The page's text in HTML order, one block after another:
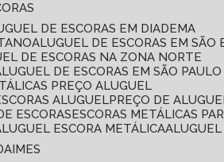
DE ESCORAS EM DIADEMA
ALUGUEL DE ESCORAS EM SÃO
DE ESCORAS NA ZONA NORTE
ALUGUEL DE ESCORAS EM SÃO PAULO
PREÇO ALUGUEL
ESCORAS ALUGUEL
PREÇO DE
ESCORAS
ESCORAS METÁLICAS
ALUGUEL ESCORA METÁLICA